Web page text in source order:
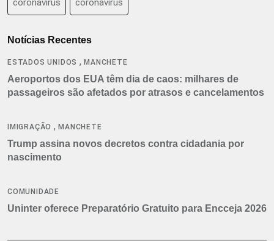
coronavirus coronavírus
Notícias Recentes
ESTADOS UNIDOS ,MANCHETE
Aeroportos dos EUA têm dia de caos: milhares de
passageiros são afetados por atrasos e cancelamentos
IMIGRAÇÃO ,MANCHETE
Trump assina novos decretos contra cidadania por
nascimento
COMUNIDADE
Uninter oferece Preparatório Gratuito para Encceja 2026